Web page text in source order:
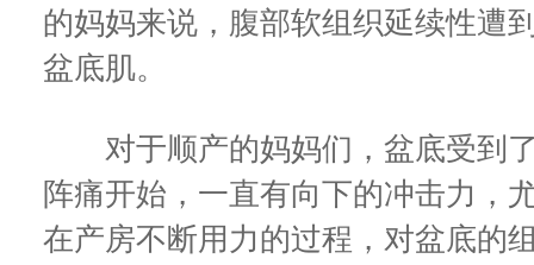
的妈妈来说，腹部软组织延续性遭
盆底肌。
对于顺产的妈妈们，盆底受到了
阵痛开始，一直有向下的冲击力，
在产房不断用力的过程，对盆底的